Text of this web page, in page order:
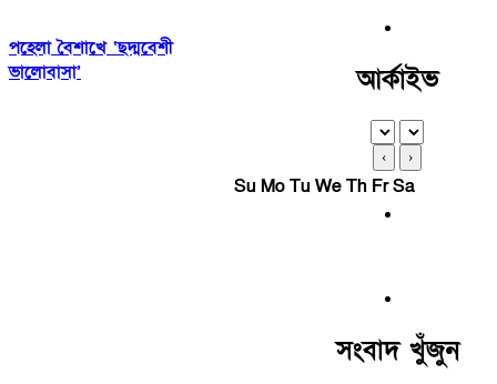
পহেলা বৈশাখে ‘ছদ্মবেশী
ভালোবাসা’
আর্কাইভ
‹ ›
Su MoTu WeTh FrSa
সংবাদ খুঁজুন